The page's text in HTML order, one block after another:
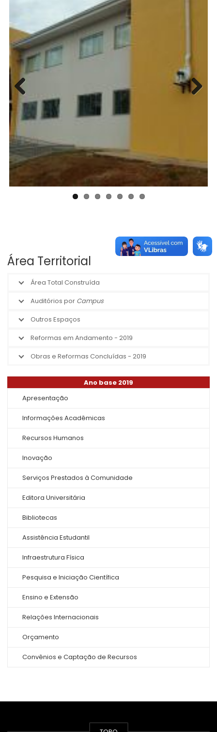
Previous
Área Territorial
Área Total Construída
Auditórios por Campus
Outros Espaços
Reformas em Andamento - 2019
Obras e Reformas Concluídas - 2019
Ano base 2019
Apresentação
Informações Acadêmicas
Recursos Humanos
Inovação
Serviços Prestados à Comunidade
Editora Universitária
Bibliotecas
Assistência Estudantil
Infraestrutura Física
Pesquisa e Iniciação Científica
Ensino e Extensão
Relações Internacionais
Orçamento
Convênios e Captação de Recursos